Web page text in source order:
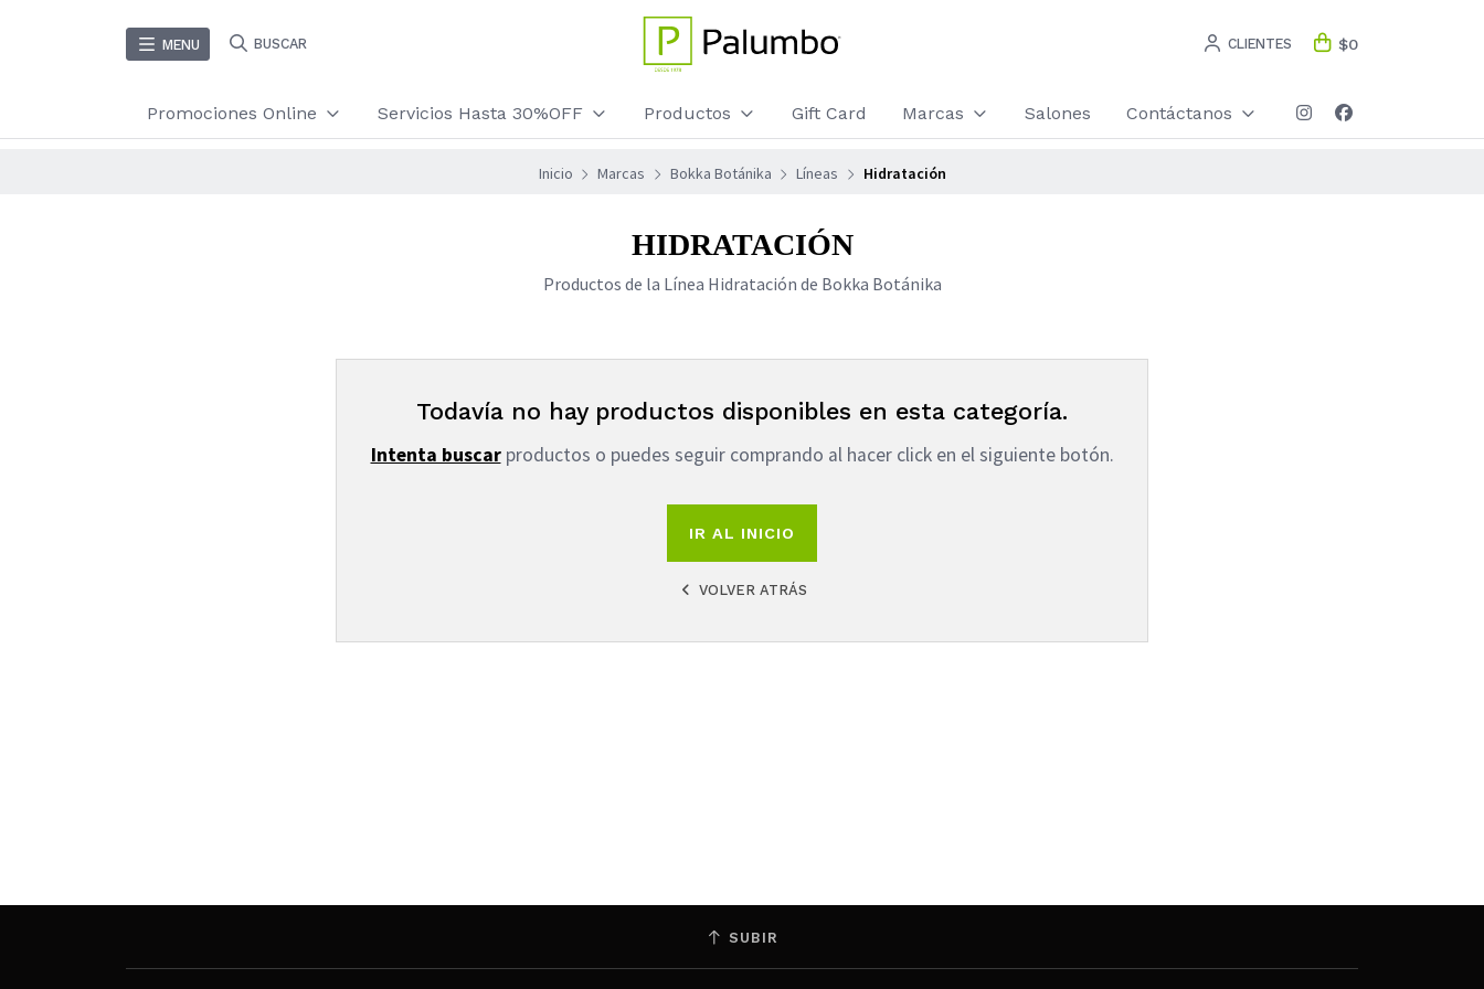
MENU BUSCAR CLIENTES $0
Promociones Online Servicios Hasta 30%OFF Productos Gift Card Marcas Salones Contáctanos
Inicio Marcas Bokka Botánika Líneas Hidratación
HIDRATACIÓN
Productos de la Línea Hidratación de Bokka Botánika
Todavía no hay productos disponibles en esta categoría.
Intenta buscarproductos o puedes seguir comprando al hacer click en el siguiente botón.
IR AL INICIO
VOLVER ATRÁS
SUBIR